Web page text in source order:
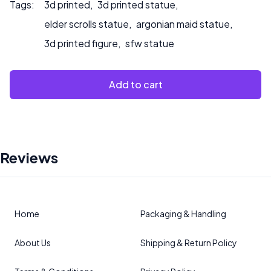
Tags: 3d printed, 3d printed statue,
elder scrolls statue, argonian maid statue,
3d printed figure, sfw statue
Add to cart
Reviews
Home
About Us
Packaging & Handling
Shipping & Return Policy